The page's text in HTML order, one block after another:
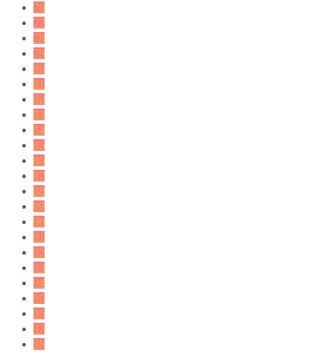
76
77
78
79
80
81
82
83
84
85
86
87
88
89
90
91
92
93
94
95
96
97
98